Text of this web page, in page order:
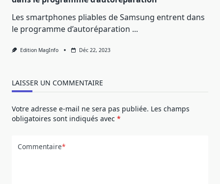
Les smartphones pliables de Samsung entrent dans
le programme d’autoréparation ...
Edition MagInfo Déc 22, 2023
LAISSER UN COMMENTAIRE
Votre adresse e-mail ne sera pas publiée. Les champs
obligatoires sont indiqués avec *
Commentaire*